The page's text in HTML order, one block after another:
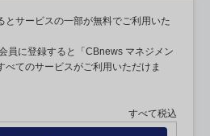
とサービスの一部が無料でご利用いた
員に登録すると「CBnews マネジメン
べてのサービスがご利用いただけま
すべて税込